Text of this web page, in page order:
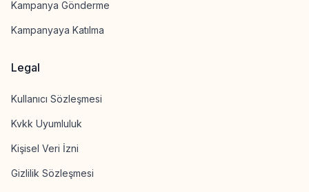
Kampanya Gönderme
Kampanyaya Katılma
Legal
Kullanıcı Sözleşmesi
Kvkk Uyumluluk
Kişisel Veri İzni
Gizlilik Sözleşmesi